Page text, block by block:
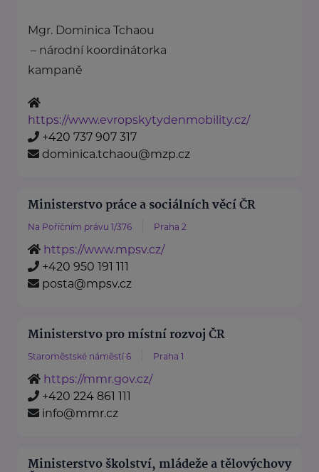
Mgr. Dominica Tchaou
– národní koordinátorka
kampaně
https://www.evropskytydenmobility.cz/
+420 737 907 317
dominica.tchaou@mzp.cz
Ministerstvo práce a sociálních věcí ČR
Na Poříčním právu 1/376 Praha 2
https://www.mpsv.cz/
+420 950 191 111
posta@mpsv.cz
Ministerstvo pro místní rozvoj ČR
Staroměstské náměstí 6 Praha 1
https://mmr.gov.cz/
+420 224 861 111
info@mmr.cz
Ministerstvo školství, mládeže a tělovýchovy